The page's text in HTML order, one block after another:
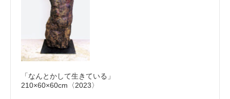
「なんとかして生きている」
210×60×60cm〈2023〉